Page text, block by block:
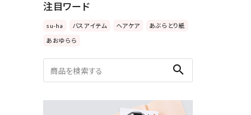
カテゴリーから探す
注目ワード
su-ha バスアイテム ヘアケア あぶらとり紙
あおゆらら
search